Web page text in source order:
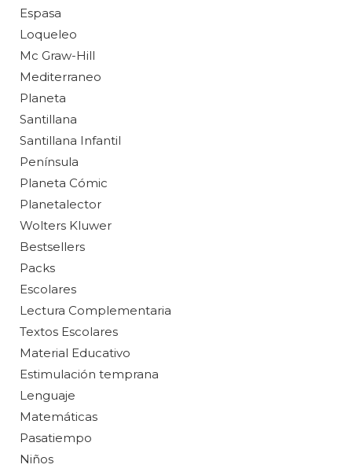
Espasa
Loqueleo
Mc Graw-Hill
Mediterraneo
Planeta
Santillana
Santillana Infantil
Península
Planeta Cómic
Planetalector
Wolters Kluwer
Bestsellers
Packs
Escolares
Lectura Complementaria
Textos Escolares
Material Educativo
Estimulación temprana
Lenguaje
Matemáticas
Pasatiempo
Niños